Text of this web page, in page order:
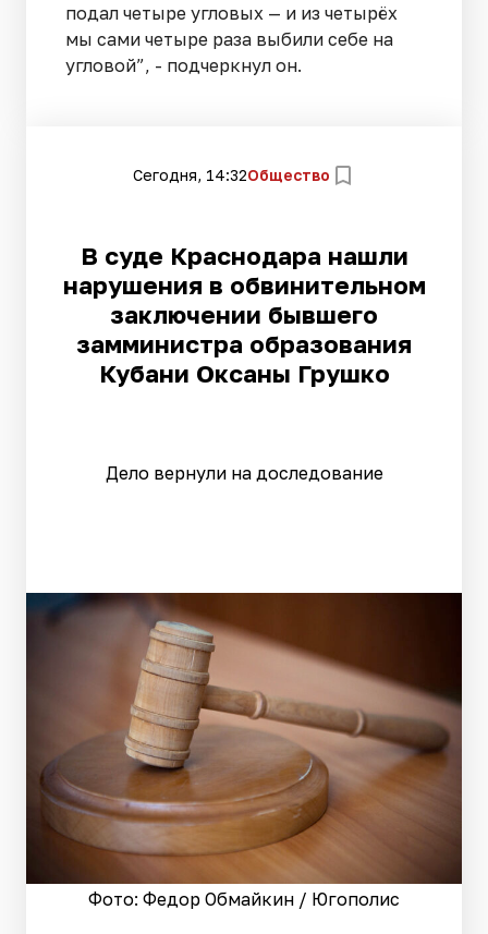
подал четыре угловых — и из четырёх
мы сами четыре раза выбили себе на
угловой”, - подчеркнул он.
Сегодня, 14:32Общество
В суде Краснодара нашли
нарушения в обвинительном
заключении бывшего
замминистра образования
Кубани Оксаны Грушко
Дело вернули на доследование
Фото: Федор Обмайкин / Югополис